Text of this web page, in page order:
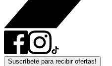
Suscríbete para recibir ofertas!